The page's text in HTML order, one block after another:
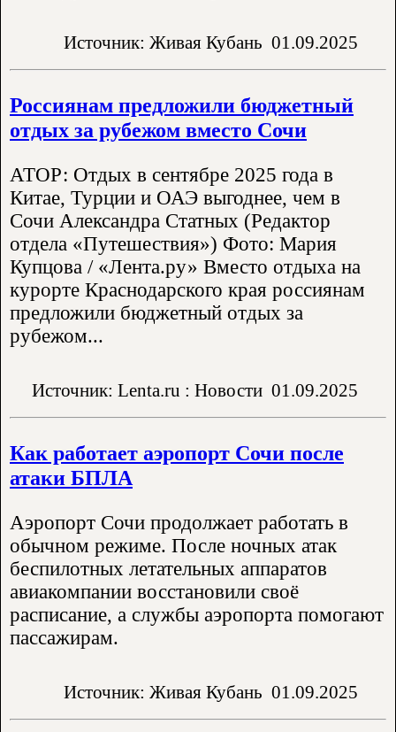
Источник: Живая Кубань 01.09.2025
Россиянам предложили бюджетный
отдых за рубежом вместо Сочи
АТОР: Отдых в сентябре 2025 года в
Китае, Турции и ОАЭ выгоднее, чем в
Сочи Александра Статных (Редактор
отдела «Путешествия») Фото: Мария
Купцова / «Лента.ру» Вместо отдыха на
курорте Краснодарского края россиянам
предложили бюджетный отдых за
рубежом...
Источник: Lenta.ru : Новости 01.09.2025
Как работает аэропорт Сочи после
атаки БПЛА
Аэропорт Сочи продолжает работать в
обычном режиме. После ночных атак
беспилотных летательных аппаратов
авиакомпании восстановили своё
расписание, а службы аэропорта помогают
пассажирам.
Источник: Живая Кубань 01.09.2025